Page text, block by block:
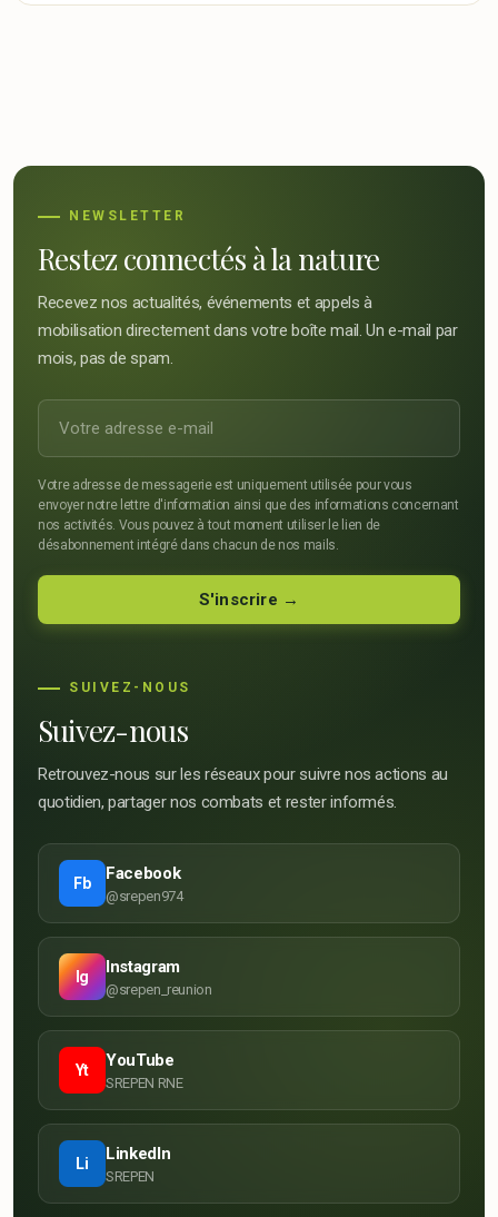
NEWSLETTER
Restez connectés à la nature
Recevez nos actualités, événements et appels à
mobilisation directement dans votre boîte mail. Un e-mail par
mois, pas de spam.
Votre adresse de messagerie est uniquement utilisée pour vous
envoyer notre lettre d'information ainsi que des informations concernant
nos activités. Vous pouvez à tout moment utiliser le lien de
désabonnement intégré dans chacun de nos mails.
SUIVEZ-NOUS
Suivez-nous
Retrouvez-nous sur les réseaux pour suivre nos actions au
quotidien, partager nos combats et rester informés.
Fb Facebook
@srepen974
Ig Instagram
@srepen_reunion
Yt YouTube
SREPEN RNE
Li LinkedIn
SREPEN